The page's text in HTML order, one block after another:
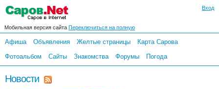
Вход
Мобильная версия сайта Переключиться на полную
Афиша Объявления Желтые страницы
Карта Сарова
Фотоальбом
Сайты Знакомства Форумы Погода
Новости